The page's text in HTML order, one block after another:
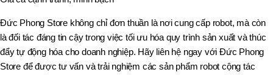
Đức Phong Store không chỉ đơn thuần là nơi cung cấp robot, mà còn
là đối tác đáng tin cậy trong việc tối ưu hóa quy trình sản xuất và thúc
đẩy tự động hóa cho doanh nghiệp. Hãy liên hệ ngay với Đức Phong
Store để được tư vấn và trải nghiệm các sản phẩm robot cộng tác